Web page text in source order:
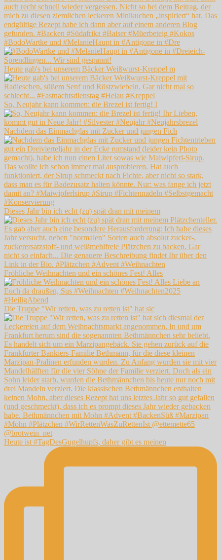
#BodoWartke und #MelanieHaupt in #Antigone in #Dre
Heute gab's bei unserem Bäcker Weißwurst-Kreppel m
So, Neujahr kann kommen: die Brezel ist fertig! I
Nachdem das Einmachglas mit Zucker und jungen Fich
Dieses Jahr bin ich echt (zu) spät dran mit meinem
Fröhliche Weihnachten und ein schönes Fest! Alles
Die Truppe "Wir retten, was zu retten ist" hat sic
Heute ist #TagDesGugelhupfs, daher gibt es meinen